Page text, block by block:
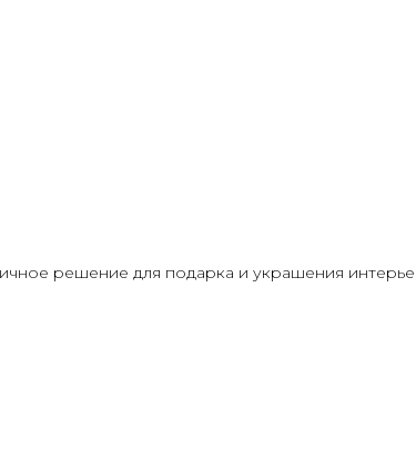
решение для подарка и украшения